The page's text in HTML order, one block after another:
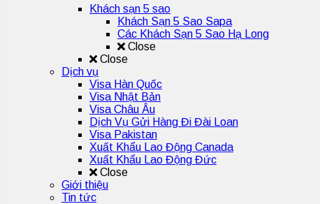
Khách sạn 5 sao
Khách Sạn 5 Sao Sapa
Các Khách Sạn 5 Sao Hạ Long
Close
Close
Dịch vụ
Visa Hàn Quốc
Visa Nhật Bản
Visa Châu Âu
Dịch Vụ Gửi Hàng Đi Đài Loan
Visa Pakistan
Xuất Khẩu Lao Động Canada
Xuất Khẩu Lao Động Đức
Close
Giới thiệu
Tin tức